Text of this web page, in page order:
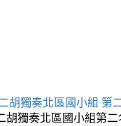
胡獨奏北區國小組 第
獨奏北區國小組第